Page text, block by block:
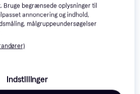
begrænsede oplysninger til
annoncering og indhold,
målgruppeundersøgelser
Indstillinger